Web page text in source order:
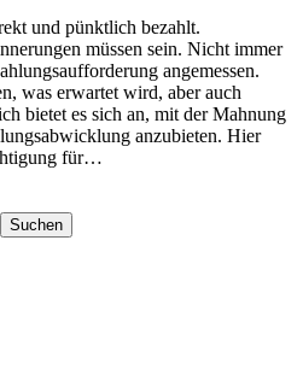
und pünktlich bezahlt.
müssen sein. Nicht immer
angemessen.
was erwartet wird, aber auch
bietet es sich an, mit der Mahnung
anzubieten. Hier
für…